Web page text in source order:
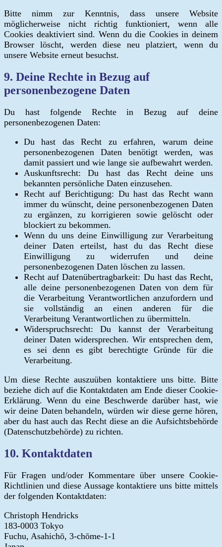
Bitte nimm zur Kenntnis, dass unsere Website
möglicherweise nicht richtig funktioniert, wenn alle
Cookies deaktiviert sind. Wenn du die Cookies in deinem
Browser löscht, werden diese neu platziert, wenn du
unsere Website erneut besuchst.
9. Deine Rechte in Bezug auf
personenbezogene Daten
Du hast folgende Rechte in Bezug auf deine
personenbezogenen Daten:
Du hast das Recht zu erfahren, warum deine
personenbezogenen Daten benötigt werden, was
damit passiert und wie lange sie aufbewahrt werden.
Auskunftsrecht: Du hast das Recht deine uns
bekannten persönliche Daten einzusehen.
Recht auf Berichtigung: Du hast das Recht wann
immer du wünscht, deine personenbezogenen Daten
zu ergänzen, zu korrigieren sowie gelöscht oder
blockiert zu bekommen.
Wenn du uns deine Einwilligung zur Verarbeitung
deiner Daten erteilst, hast du das Recht diese
Einwilligung zu widerrufen und deine
personenbezogenen Daten löschen zu lassen.
Recht auf Datenübertragbarkeit: Du hast das Recht,
alle deine personenbezogenen Daten von dem für
die Verarbeitung Verantwortlichen anzufordern und
sie vollständig an einen anderen für die
Verarbeitung Verantwortlichen zu übermitteln.
Widerspruchsrecht: Du kannst der Verarbeitung
deiner Daten widersprechen. Wir entsprechen dem,
es sei denn es gibt berechtigte Gründe für die
Verarbeitung.
Um diese Rechte auszuüben kontaktiere uns bitte. Bitte
beziehe dich auf die Kontaktdaten am Ende dieser Cookie-
Erklärung. Wenn du eine Beschwerde darüber hast, wie
wir deine Daten behandeln, würden wir diese gerne hören,
aber du hast auch das Recht diese an die Aufsichtsbehörde
(Datenschutzbehörde) zu richten.
10. Kontaktdaten
Für Fragen und/oder Kommentare über unsere Cookie-
Richtlinien und diese Aussage kontaktiere uns bitte mittels
der folgenden Kontaktdaten:
Christoph Hendricks
183-0003 Tokyo
Fuchu, Asahichō, 3-chōme-1-1